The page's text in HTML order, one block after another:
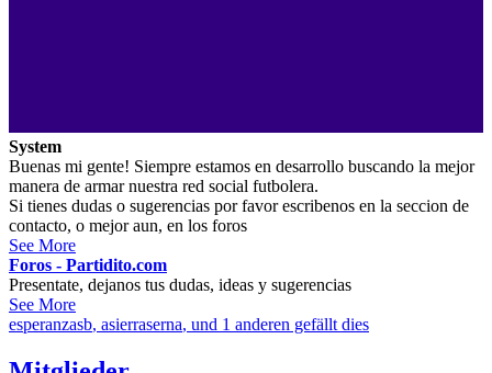
System
Buenas mi gente! Siempre estamos en desarrollo buscando la mejor
manera de armar nuestra red social futbolera.
Si tienes dudas o sugerencias por favor escribenos en la seccion de
contacto, o mejor aun, en los foros
See More
Foros - Partidito.com
Presentate, dejanos tus dudas, ideas y sugerencias
See More
esperanzasb, asierraserna, und 1 anderen gefällt dies